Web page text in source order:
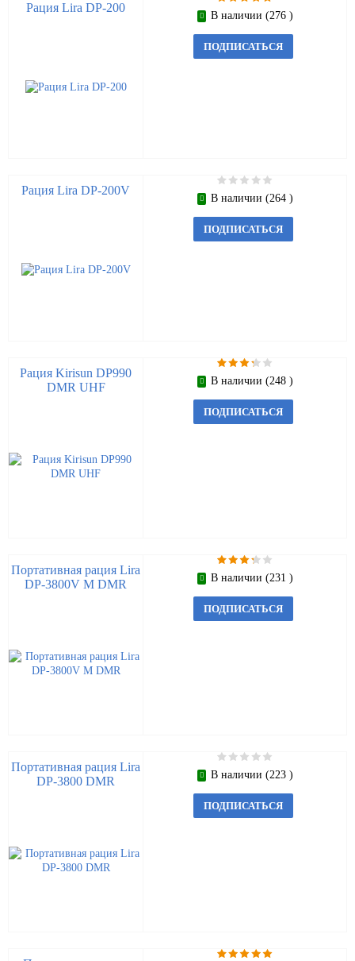
Рация Lira DP-200
В наличии (276 )
ПОДПИСАТЬСЯ
Рация Lira DP-200V
В наличии (264 )
ПОДПИСАТЬСЯ
Рация Kirisun DP990
DMR UHF
В наличии (248 )
ПОДПИСАТЬСЯ
Портативная рация Lira
DP-3800V M DMR
В наличии (231 )
ПОДПИСАТЬСЯ
Портативная рация Lira
DP-3800 DMR
В наличии (223 )
ПОДПИСАТЬСЯ